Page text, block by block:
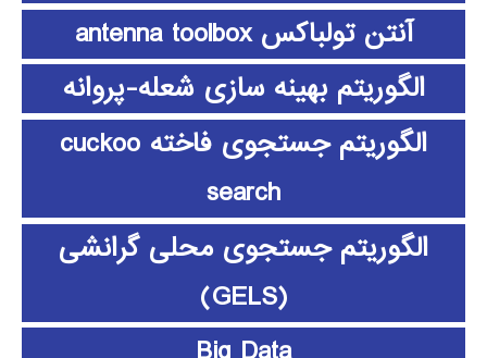
آنتن تولباکس antenna toolbox
الگوریتم بهینه سازی شعله-پروانه
الگوریتم جستجوی فاخته cuckoo
search
الگوریتم جستجوی محلی گرانشی
(GELS)